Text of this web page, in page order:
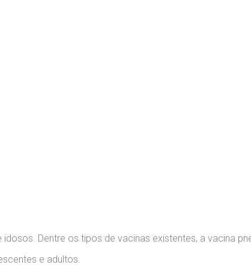
Dentre os tipos de vacinas existentes, a vacina
e adultos.